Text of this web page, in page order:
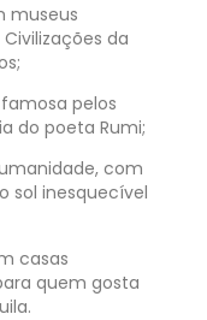
museus
da
pelos
do poeta Rumi;
com
sol inesquecível
casas
quem gosta